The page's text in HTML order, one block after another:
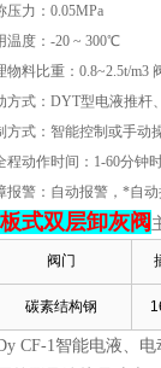
压力：0.05MPa
温度：-20 ~ 300℃
物料比重：0.8~2.5t/m3
方式：DYT型电液推杆
方式：智能控制或手动
程动作时间：1-60分钟
报警：自动报警，*自
式双层卸灰阀
阀门
碳素结构钢
CF-1智能电液、